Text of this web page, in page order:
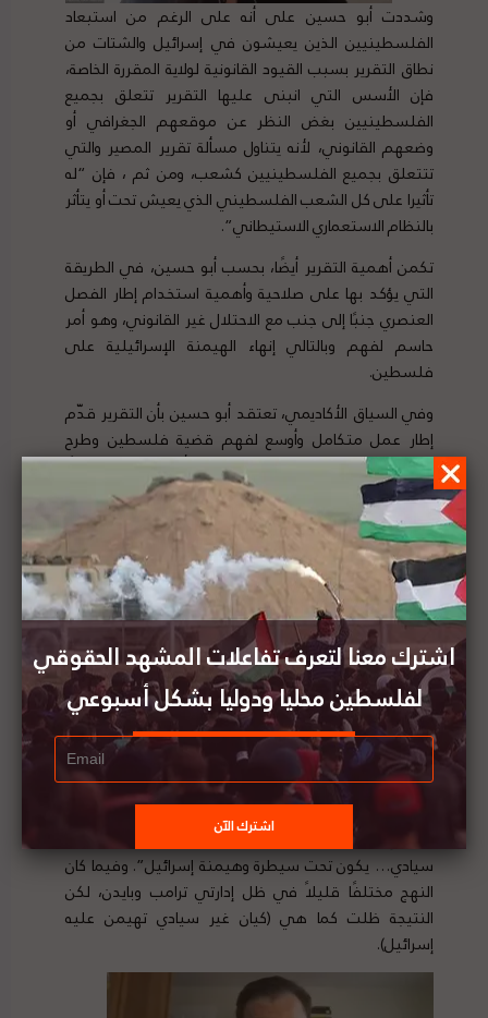
وشددت أبو حسين على أنه على الرغم من استبعاد
الفلسطينيين الذين يعيشون في إسرائيل والشتات من
نطاق التقرير بسبب القيود القانونية لولاية المقررة الخاصة،
فإن الأسس التي انبنى عليها التقرير تتعلق بجميع
الفلسطينيين بغض النظر عن موقعهم الجغرافي أو
وضعهم القانوني، لأنه يتناول مسألة تقرير المصير والتي
تتتعلق بجميع الفلسطينيين كشعب، ومن ثم ، فإن “له
تأثيرا على كل الشعب الفلسطيني الذي يعيش تحت أو يتأثر
بالنظام الاستعماري الاستيطاني”.
تكمن أهمية التقرير أيضًا، بحسب أبو حسين، في الطريقة
التي يؤكد بها على صلاحية وأهمية استخدام إطار الفصل
العنصري جنبًا إلى جنب مع الاحتلال غير القانوني، وهو أمر
حاسم لفهم وبالتالي إنهاء الهيمنة الإسرائيلية على
فلسطين.
وفي السياق الأكاديمي، تعتقد أبو حسين بأن التقرير قدّم
إطار عمل متكامل وأوسع لفهم قضية فلسطين وطرح
قضية الاستعمار على الطاولة، كما أنه فتح بابًا جديدًا
للأكاديمييم لعرض المسألة من منظور حركة مناهضة
الاستعمار (anti-colonial movement). وهو بالتالي يساعد
على إعادة حياة الفلسطينيين ومعاناتهم إلى قلب النقاش
الأكاديمي وتحدي ديناميات القوة التي تؤثر على فعالية
القانون الدولي.
تقرير المقررة الخاصة يلعب دورًا مهمًا في
تغيير عقلية الجمهور الأمريكي تجاه قضية
فلسطين
تحدث الخبير في السياسة الأمريكية،جوش روبنر، عن التأثير
المحتمل لتقرير فرانشيسكا ألبانيز على سياسات الولايات
المتحدة، وأشار إلى المقاربة والهدف الرئيسي لسياسة
الولايات المتحدة تجاه فلسطين قائلاً: “من كلينتون إلى
بوش إلى أوباما كانت الفكرة دائمًا كيانًا فلسطينيًا غير
سيادي… يكون تحت سيطرة وهيمنة إسرائيل”. وفيما كان
النهج مختلفًا قليلاً في ظل إدارتي ترامب وبايدن، لكن
النتيجة ظلت كما هي (كيان غير سيادي تهيمن عليه
إسرائيل).
اشترك معنا لتعرف تفاعلات المشهد الحقوقي
لفلسطين محليا ودوليا بشكل أسبوعي